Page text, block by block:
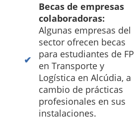
Becas de empresas
colaboradoras:
Algunas empresas del
sector ofrecen becas
para estudiantes de FP
en Transporte y
Logística en Alcúdia, a
cambio de prácticas
profesionales en sus
instalaciones.